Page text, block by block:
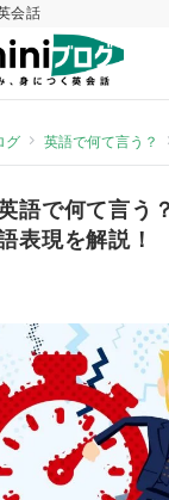
会話
グ 英語で何て言う？
語で何て言う
表現を解説！